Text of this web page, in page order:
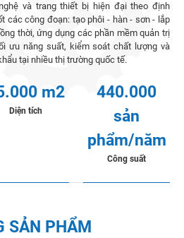
và trang thiết bị hiện đại theo định
các công đoạn: tạo phôi - hàn - sơn - lắp
thời, ứng dụng các phần mềm quản trị
ưu năng suất, kiểm soát chất lượng và
tại nhiều thị trường quốc tế.
m2
Diện tích
440.000
sản
phẩm/năm
Công suất
SẢN PHẨM